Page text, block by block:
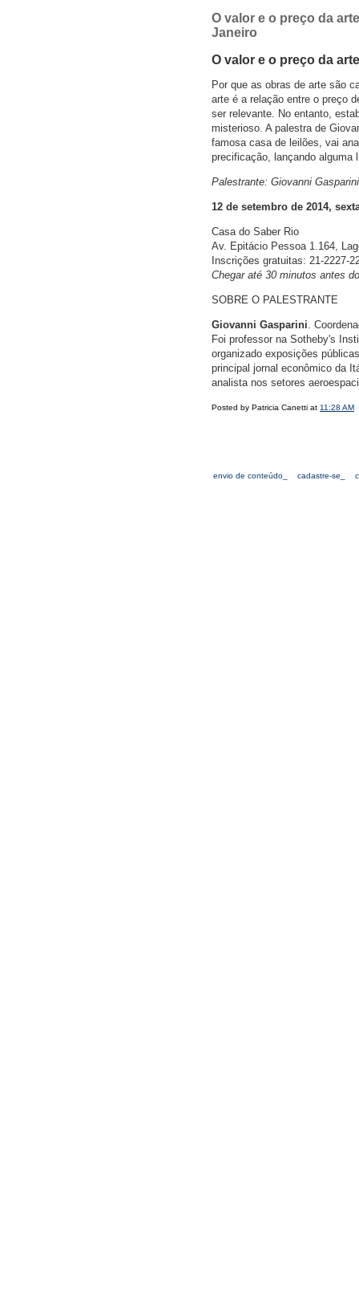
O valor e o preço da
Janeiro
O valor e o preço da arte
Por que as obras de arte são
arte é a relação entre o preço
ser relevante. No entanto,
misterioso. A palestra de
famosa casa de leilões, vai
precificação, lançando alguma
Palestrante: Giovanni Gasparini
12 de setembro de 2014,
Casa do Saber Rio
Av. Epitácio Pessoa 1.164,
Inscrições gratuitas: 21-2227-
Chegar até 30 minutos antes
SOBRE O PALESTRANTE
Giovanni Gasparini.
Foi professor na Sotheby's
organizado exposições
principal jornal econômico da
analista nos setores
Posted by Patricia Canetti at 11:28 AM
envio de conteúdo_ cadastre-se_